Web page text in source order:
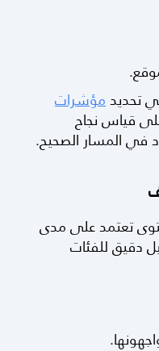
تحديدمؤشرات
قياس نجاح
في المسار الصحيح.
تعتمد على مدى
دقيق للفئات